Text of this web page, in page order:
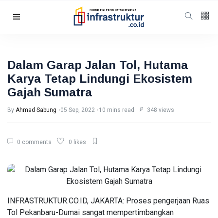
Follow us
678
Humaniora
(98)
Energi
(47)
Berita
(35)
Dalam Garap Jalan Tol, Hutama
Karya Tetap Lindungi Ekosistem
Gajah Sumatra
By Ahmad Sabung 05 Sep, 2022 10 mins read 348 views
0 comments 0 likes
INFRASTRUKTUR.CO.ID, JAKARTA: Proses pengerjaan Ruas
Tol Pekanbaru-Dumai sangat mempertimbangkan